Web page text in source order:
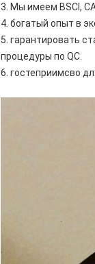
3. Мы имеем BSCI,
4. богатый опыт в
5. гарантировать
процедуры по QC.
6. гостеприимсво